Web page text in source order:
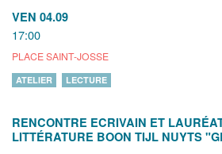
VEN 04.09
17:00
PLACE SAINT-JOSSE
ATELIER LECTURE
RENCONTRE ECRIVAIN ET
LITTÉRATURE BOON TIJL NUYTS